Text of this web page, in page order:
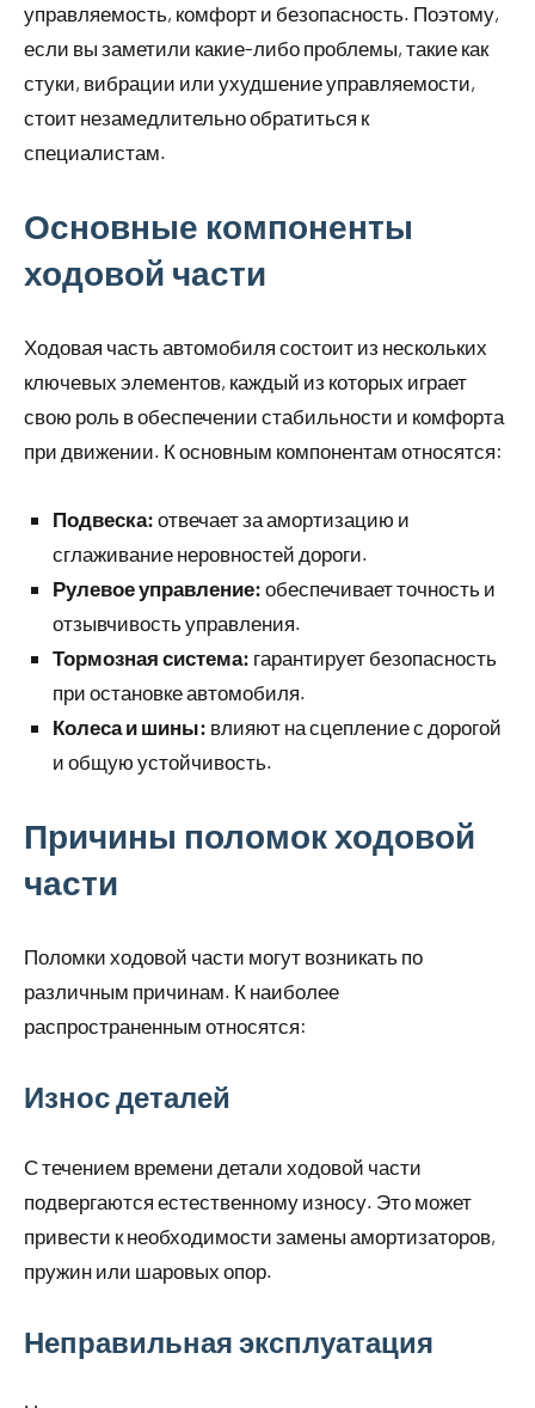
управляемость, комфорт и безопасность. Поэтому,
если вы заметили какие-либо проблемы, такие как
стуки, вибрации или ухудшение управляемости,
стоит незамедлительно обратиться к
специалистам.
Основные компоненты
ходовой части
Ходовая часть автомобиля состоит из нескольких
ключевых элементов, каждый из которых играет
свою роль в обеспечении стабильности и комфорта
при движении. К основным компонентам относятся:
Подвеска: отвечает за амортизацию и
сглаживание неровностей дороги.
Рулевое управление: обеспечивает точность и
отзывчивость управления.
Тормозная система: гарантирует безопасность
при остановке автомобиля.
Колеса и шины: влияют на сцепление с дорогой
и общую устойчивость.
Причины поломок ходовой
части
Поломки ходовой части могут возникать по
различным причинам. К наиболее
распространенным относятся:
Износ деталей
С течением времени детали ходовой части
подвергаются естественному износу. Это может
привести к необходимости замены амортизаторов,
пружин или шаровых опор.
Неправильная эксплуатация